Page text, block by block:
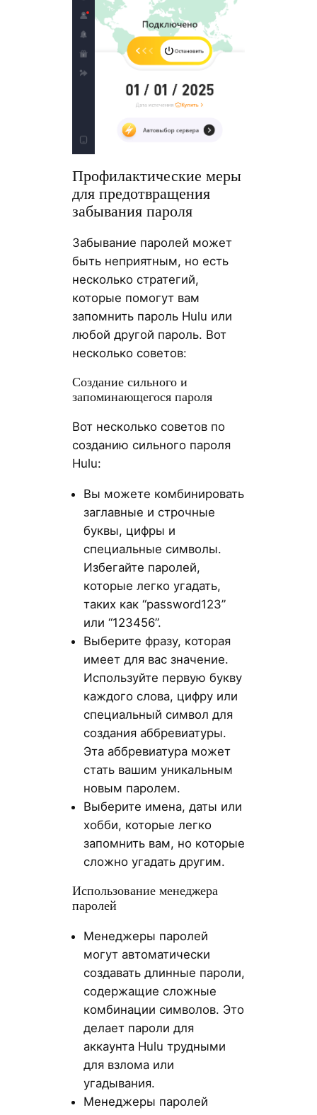
Профилактические меры
для предотвращения
забывания пароля
Забывание паролей может
быть неприятным, но есть
несколько стратегий,
которые помогут вам
запомнить пароль Hulu или
любой другой пароль. Вот
несколько советов:
Создание сильного и
запоминающегося пароля
Вот несколько советов по
созданию сильного пароля
Hulu:
Вы можете комбинировать
заглавные и строчные
буквы, цифры и
специальные символы.
Избегайте паролей,
которые легко угадать,
таких как “password123”
или “123456”.
Выберите фразу, которая
имеет для вас значение.
Используйте первую букву
каждого слова, цифру или
специальный символ для
создания аббревиатуры.
Эта аббревиатура может
стать вашим уникальным
новым паролем.
Выберите имена, даты или
хобби, которые легко
запомнить вам, но которые
сложно угадать другим.
Использование менеджера
паролей
Менеджеры паролей
могут автоматически
создавать длинные пароли,
содержащие сложные
комбинации символов. Это
делает пароли для
аккаунта Hulu трудными
для взлома или
угадывания.
Менеджеры паролей